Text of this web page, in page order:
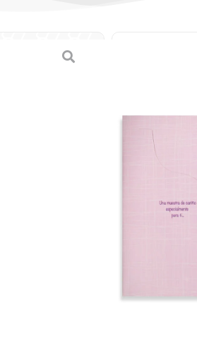
B/.
Tarjeta
PRECIO